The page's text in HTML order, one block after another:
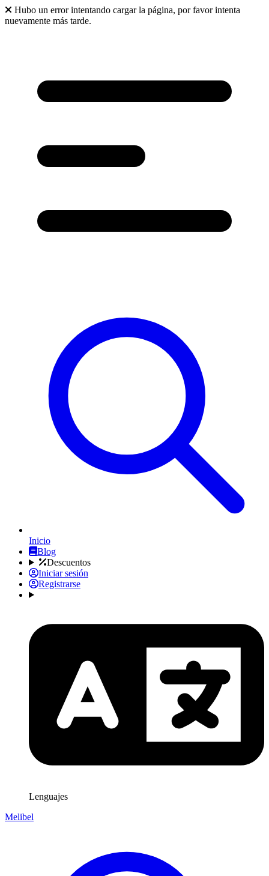
Hubo un error intentando cargar la página, por favor intenta
nuevamente más tarde.
Inicio
Blog
Descuentos
Iniciar sesión
Registrarse
Lenguajes
Melibel